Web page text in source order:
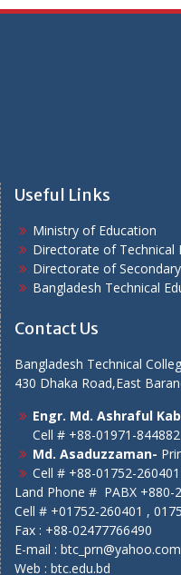
Useful Links
Ministry of Education
Directorate of Technical
Directorate of
Bangladesh Technical
Contact Us
Bangladesh Technical
430 Dhaka Road,East
Engr. Md. Ashraful
Cell # +88-01971-844882
Md. Asaduzzaman-
Cell # +88-01752-260401
Land Phone # PABX +880-
Cell # +01752-260401 ,
Fax : +88-02477766490
E-mail : btc_prn@yahoo.com
Web : btc.edu.bd